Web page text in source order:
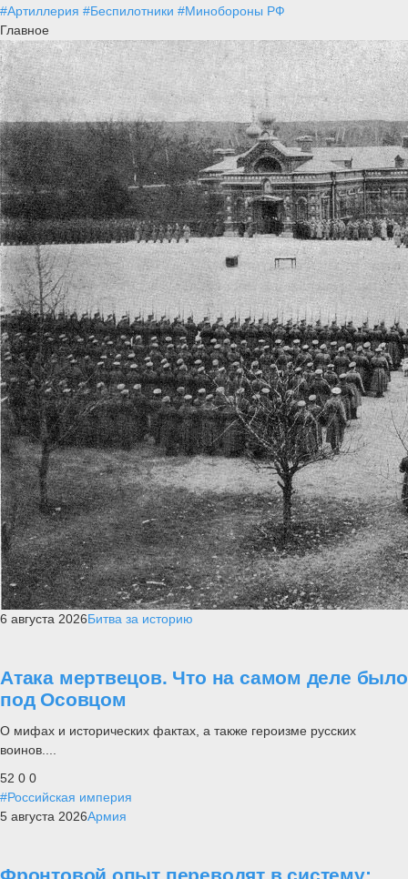
#Артиллерия #Беспилотники #Минобороны РФ
Главное
6 августа 2026Битва за историю
Атака мертвецов. Что на самом деле было
под Осовцом
О мифах и исторических фактах, а также героизме русских
воинов....
52 0 0
#Российская империя
5 августа 2026Армия